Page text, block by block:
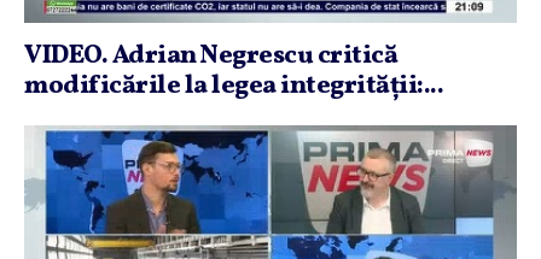
VIDEO. Adrian Negrescu critică
modificările la legea integrităţii:...